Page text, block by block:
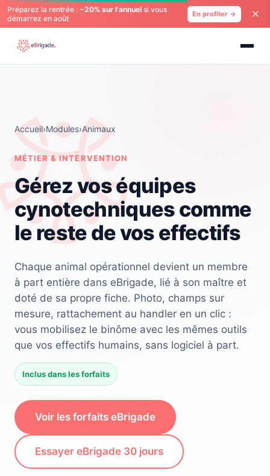
Préparez la rentrée : −20% sur l'annuel si vous
démarrez en août
En profiter →
Accueil›Modules›Animaux
MÉTIER & INTERVENTION
Gérez vos équipes
cynotechniques comme
le reste de vos effectifs
Chaque animal opérationnel devient un membre
à part entière dans eBrigade, lié à son maître et
doté de sa propre fiche. Photo, champs sur
mesure, rattachement au handler en un clic :
vous mobilisez le binôme avec les mêmes outils
que vos effectifs humains, sans logiciel à part.
Inclus dans les forfaits
Voir les forfaits eBrigade
Essayer eBrigade 30 jours